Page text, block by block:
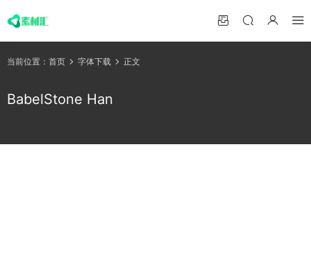
当前位置： 首页 字体下载 正文
BabelStone Han